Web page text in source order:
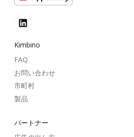
Kimbino
FAQ
お問い合わせ
市町村
製品
パートナー